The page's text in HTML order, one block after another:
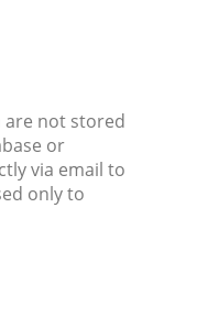
not stored
or
via email to
only to